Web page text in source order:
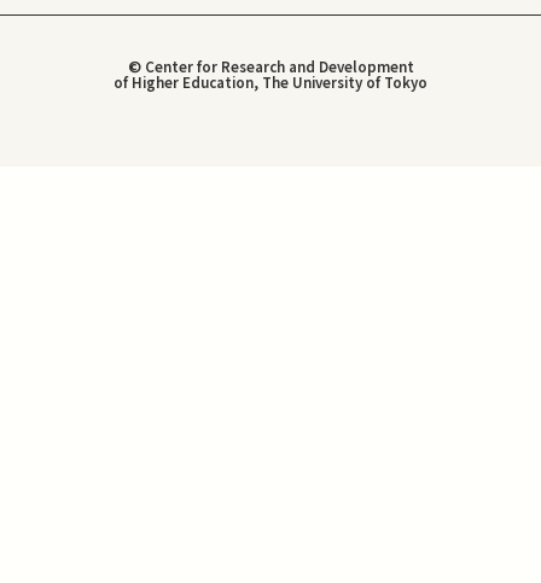
© Center for Research and Development
of Higher Education, The University of Tokyo